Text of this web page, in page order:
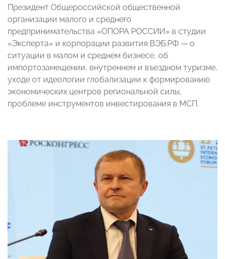
Президент Общероссийской общественной
организации малого и среднего
предпринимательства «ОПОРА РОССИИ» в студии
«Эксперта» и корпорации развития ВЭБ.РФ — о
ситуации в малом и среднем бизнесе, об
импортозамещении, внутреннем и въездном туризме,
уходе от идеологии глобализации к формированию
экономических центров региональной силы,
проблеме инструментов инвестирования в МСП.